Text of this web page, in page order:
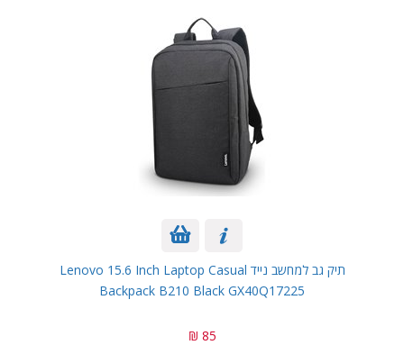
תיק גב למחשב נייד Lenovo 15.6 Inch Laptop Casual
Backpack B210 Black GX40Q17225
85 ₪